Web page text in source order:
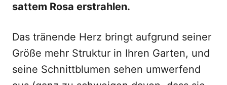
sattem Rosa erstrahlen.
Das tränende Herz bringt aufgrund seiner
Größe mehr Struktur in Ihren Garten, und
seine Schnittblumen sehen umwerfend